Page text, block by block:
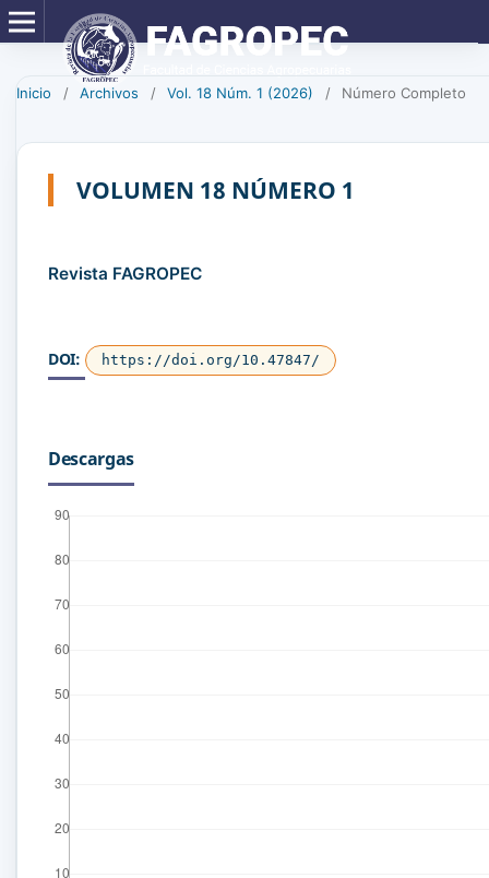
Inicio / Archivos / Vol. 18 Núm. 1 (2026) / Número Completo
VOLUMEN 18 NÚMERO 1
Revista FAGROPEC
DOI: https://doi.org/10.47847/
Descargas